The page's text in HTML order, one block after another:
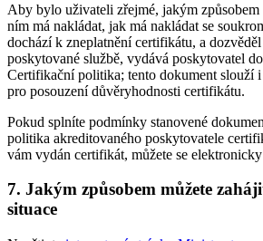
Aby bylo uživateli zřejmé, jakým
ním má nakládat, jak má nakládat se
dochází k zneplatnění certifikátu, a
poskytované službě, vydává poskytovatel
Certifikační politika; tento dokument slouží i
pro posouzení důvěryhodnosti certifikátu.
Pokud splníte podmínky stanovené
politika akreditovaného poskytovatele
vám vydán certifikát, můžete se
7. Jakým způsobem můžete
situace